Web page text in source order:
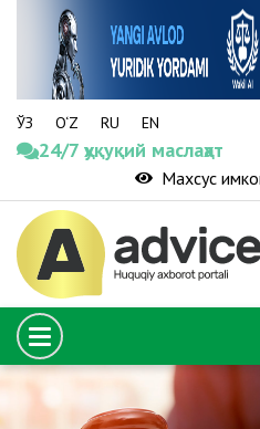
ЎЗ O‘Z RU EN
24/7 ҳуқуқий маслаҳат
Махсус